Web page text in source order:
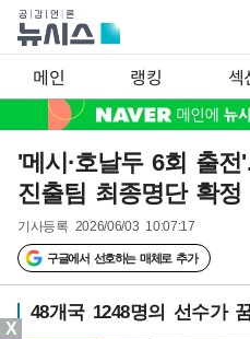
메인 랭킹 섹
'메시·호날두 6회 출
진출팀 최종명단 확정
기사등록 2026/06/03 10:07:17
구글에서 선호하는 매체로 추가
48개국 1248명의 선수가
X